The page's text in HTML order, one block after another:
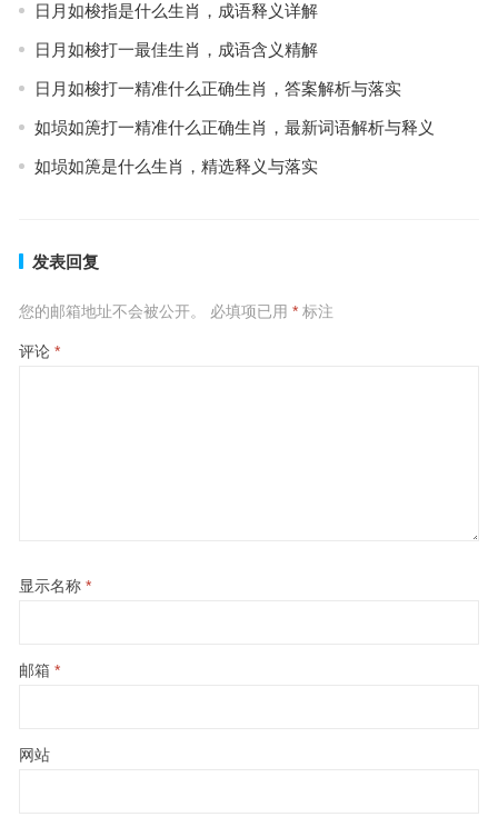
日月如梭指是什么生肖，成语释义详解
日月如梭打一最佳生肖，成语含义精解
日月如梭打一精准什么正确生肖，答案解析与落实
如埙如箎打一精准什么正确生肖，最新词语解析与释义
如埙如箎是什么生肖，精选释义与落实
发表回复
您的邮箱地址不会被公开。 必填项已用 *标注
评论 *
显示名称 *
邮箱 *
网站